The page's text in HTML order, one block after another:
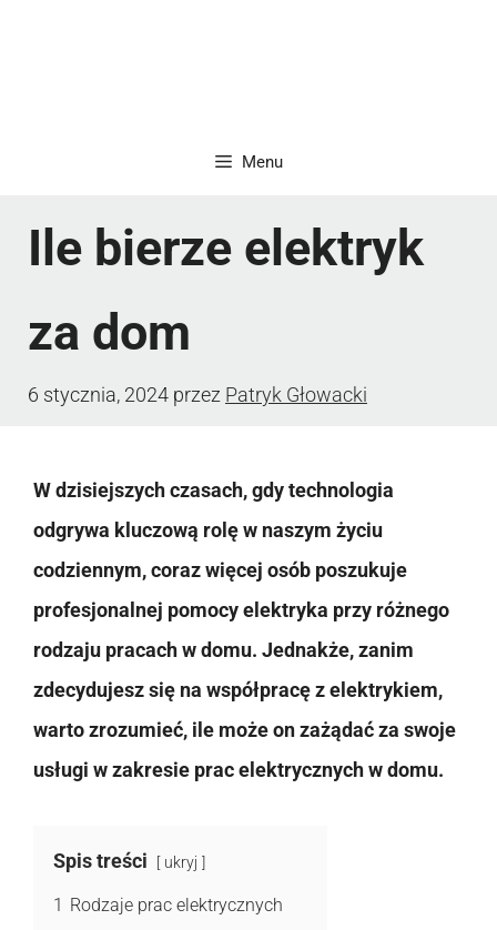
Menu
Ile bierze elektryk
za dom
6 stycznia, 2024 przez Patryk Głowacki
W dzisiejszych czasach, gdy technologia
odgrywa kluczową rolę w naszym życiu
codziennym, coraz więcej osób poszukuje
profesjonalnej pomocy elektryka przy różnego
rodzaju pracach w domu. Jednakże, zanim
zdecydujesz się na współpracę z elektrykiem,
warto zrozumieć, ile może on zażądać za swoje
usługi w zakresie prac elektrycznych w domu.
Spis treści ukryj
1 Rodzaje prac elektrycznych